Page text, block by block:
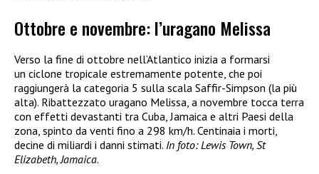
Ottobre e novembre: l’uragano Melissa
Verso la fine di ottobre nell’Atlantico inizia a formarsi
un ciclone tropicale estremamente potente, che poi
raggiungerà la categoria 5 sulla scala Saffir-Simpson (la più
alta). Ribattezzato uragano Melissa, a novembre tocca terra
con effetti devastanti tra Cuba, Jamaica e altri Paesi della
zona, spinto da venti fino a 298 km/h. Centinaia i morti,
decine di miliardi i danni stimati. In foto: Lewis Town, St
Elizabeth, Jamaica.